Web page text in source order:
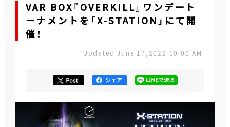
VAR BOX『OVERKILL』ワンデート
ーナメントを「X-STATION」にて開
催！
Updated June.17,2022 10:00 AM